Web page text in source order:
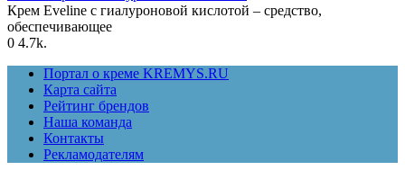
Крем Eveline с гиалуроновой кислотой – средство,
обеспечивающее
0 4.7k.
Портал о креме KREMYS.RU
Карта сайта
Рейтинг брендов
Наша команда
Контакты
Рекламодателям